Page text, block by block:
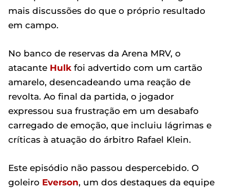
mais discussões do que o próprio resultado
em campo.
No banco de reservas da Arena MRV, o
atacante Hulk foi advertido com um cartão
amarelo, desencadeando uma reação de
revolta. Ao final da partida, o jogador
expressou sua frustração em um desabafo
carregado de emoção, que incluiu lágrimas e
críticas à atuação do árbitro Rafael Klein.
Este episódio não passou despercebido. O
goleiro Everson, um dos destaques da equipe